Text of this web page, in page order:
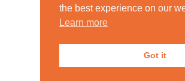
the best experience on our
Learn more
Got it